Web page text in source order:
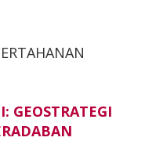
GEOSTRATEGI